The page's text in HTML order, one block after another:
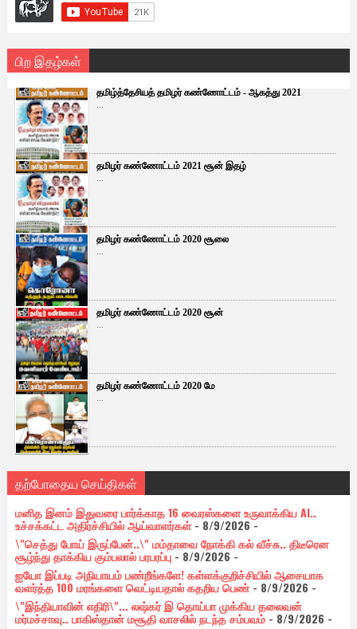
பிற இதழ்கள்
தமிழ்த்தேசியத் தமிழர் கண்ணோட்டம் - ஆகத்து 2021
...
தமிழர் கண்ணோட்டம் 2021 சூன் இதழ்
...
தமிழர் கண்ணோட்டம் 2020 சூலை
...
தமிழர் கண்ணோட்டம் 2020 சூன்
...
தமிழர் கண்ணோட்டம் 2020 மே
...
தற்போதைய செய்திகள்
மனித இனம் இதுவரை பார்க்காத 16 வைரஸ்களை உருவாக்கிய AI..
உச்சக்கட்ட அதிர்ச்சியில் ஆய்வாளர்கள்- 8/9/2026-
\"செத்து போய் இருப்பேன்..\" மம்தாவை நோக்கி கல் வீச்சு.. திடீரென
சூழ்ந்து தாக்கிய கும்பலால் பரபரப்பு- 8/9/2026 -
ஐயோ இப்படி அநியாயம் பண்றீங்களே! கள்ளக்குறிச்சியில் ஆசையாக
வளர்த்த 100 மரங்களை வெட்டியதால் கதறிய பெண்- 8/9/2026 -
\"இந்தியாவின் எதிரி\"... லஷ்கர் இ தொய்பா முக்கிய தலைவன்
மர்மச்சாவு.. பாகிஸ்தான் மசூதி வாசலில் நடந்த சம்பவம்- 8/9/2026 -